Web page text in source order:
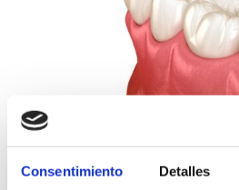
Consentimiento Detalles